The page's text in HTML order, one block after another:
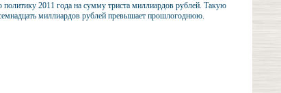
2011 года на сумму триста миллиардов рублей. Такую
миллиардов рублей превышает прошлогоднюю.